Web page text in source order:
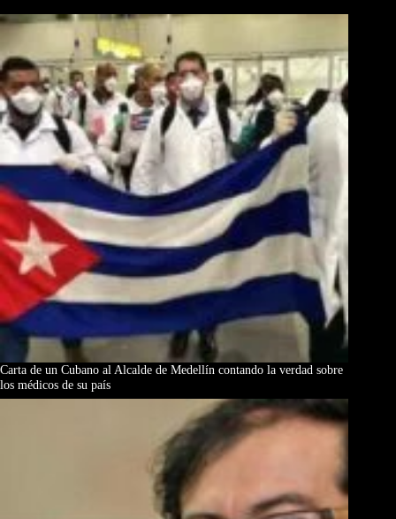
Carta de un Cubano al Alcalde de Medellín contando la verdad sobre
los médicos de su país